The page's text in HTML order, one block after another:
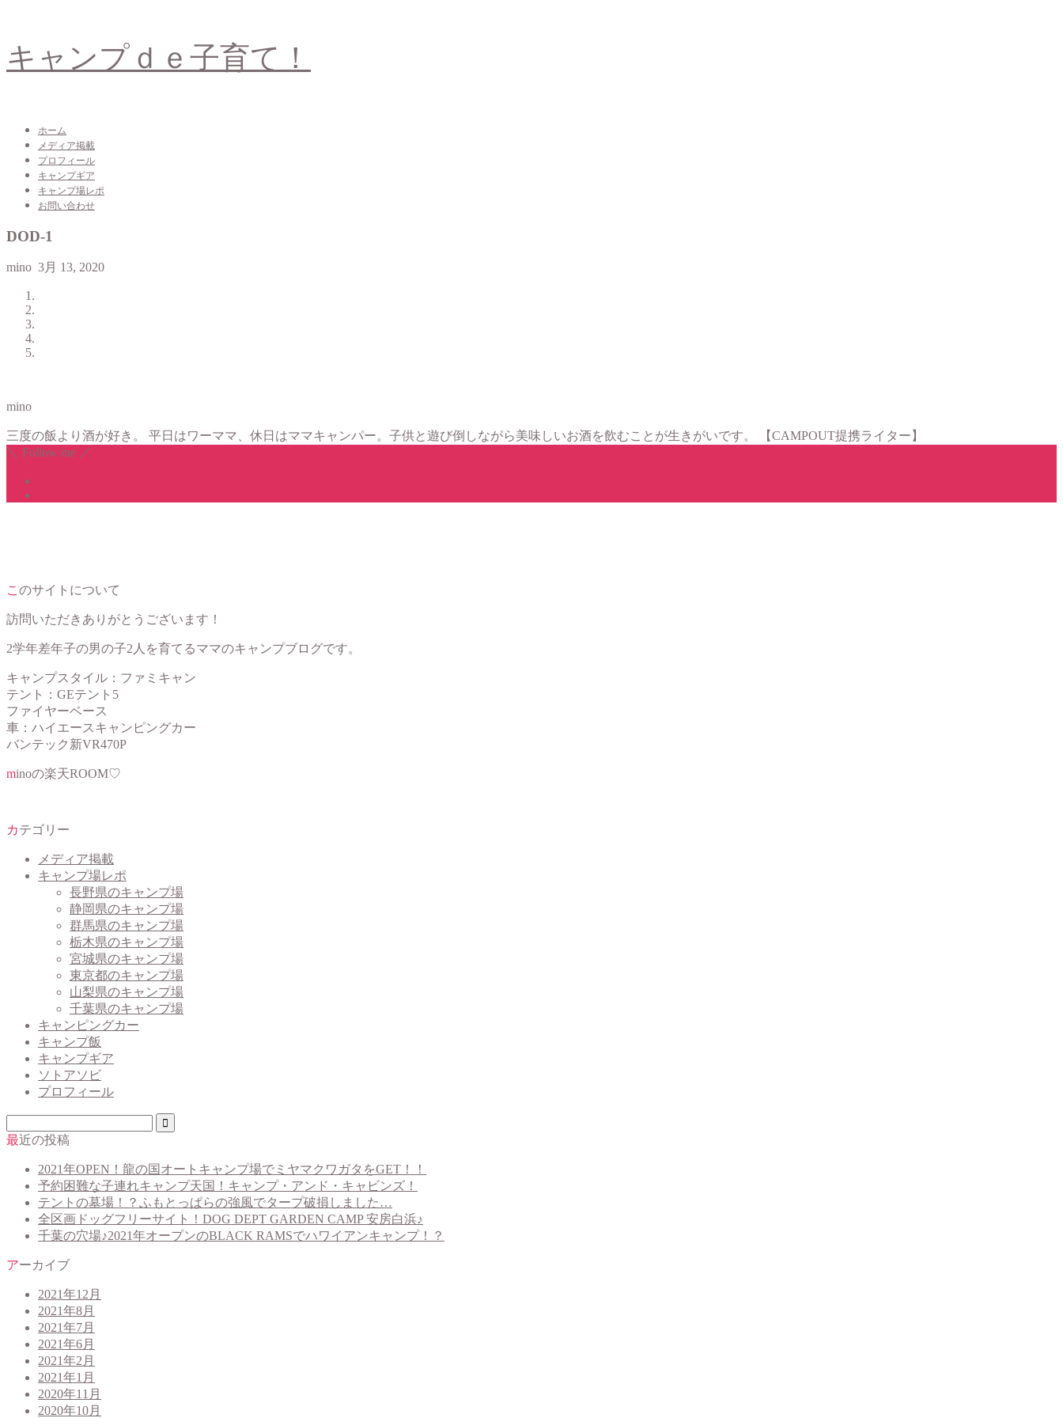
キャンプｄｅ子育て！
ホーム
メディア掲載
プロフィール
キャンプギア
キャンプ場レポ
お問い合わせ
DOD-1
mino 3月 13, 2020
mino
三度の飯より酒が好き。 平日はワーママ、休日はママキャンパー。子供と遊び倒しながら美味しいお酒を飲むことが生きがいです。 【CAMPOUT提携ライター】
＼ Follow me ／
このサイトについて
訪問いただきありがとうございます！
2学年差年子の男の子2人を育てるママのキャンプブログです。
キャンプスタイル：ファミキャン
テント：GEテント5
ファイヤーベース
車：ハイエースキャンピングカー
バンテック新VR470P
minoの楽天ROOM♡
カテゴリー
メディア掲載
キャンプ場レポ
長野県のキャンプ場
静岡県のキャンプ場
群馬県のキャンプ場
栃木県のキャンプ場
宮城県のキャンプ場
東京都のキャンプ場
山梨県のキャンプ場
千葉県のキャンプ場
キャンピングカー
キャンプ飯
キャンプギア
ソトアソビ
プロフィール
最近の投稿
2021年OPEN！龍の国オートキャンプ場でミヤマクワガタをGET！！
予約困難な子連れキャンプ天国！キャンプ・アンド・キャビンズ！
テントの墓場！？ふもとっぱらの強風でタープ破損しました…
全区画ドッグフリーサイト！DOG DEPT GARDEN CAMP 安房白浜♪
千葉の穴場♪2021年オープンのBLACK RAMSでハワイアンキャンプ！？
アーカイブ
2021年12月
2021年8月
2021年7月
2021年6月
2021年2月
2021年1月
2020年11月
2020年10月